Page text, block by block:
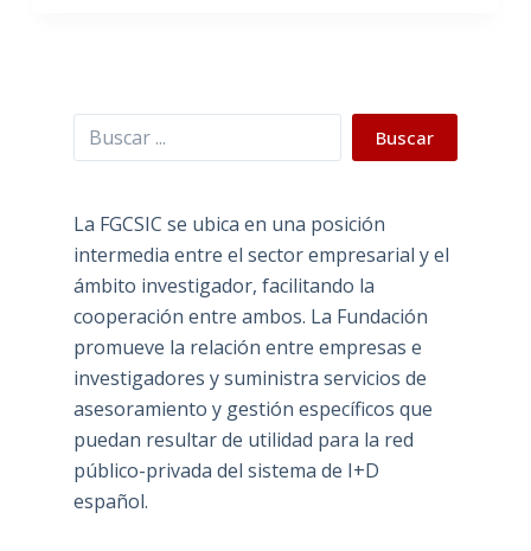
Buscar Buscar
La FGCSIC se ubica en una posición
intermedia entre el sector empresarial y el
ámbito investigador, facilitando la
cooperación entre ambos. La Fundación
promueve la relación entre empresas e
investigadores y suministra servicios de
asesoramiento y gestión específicos que
puedan resultar de utilidad para la red
público-privada del sistema de I+D
español.